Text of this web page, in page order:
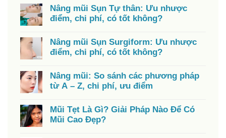
Nâng mũi Sụn Tự thân: Ưu nhược
điểm, chi phí, có tốt không?
Nâng mũi Sụn Surgiform: Ưu nhược
điểm, chi phí, có tốt không?
Nâng mũi: So sánh các phương pháp
từ A – Z, chi phí, ưu điểm
Mũi Tẹt Là Gì? Giải Pháp Nào Để Có
Mũi Cao Đẹp?